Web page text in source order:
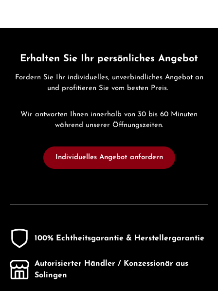
Erhalten Sie Ihr persönliches Angebot
Fordern Sie Ihr individuelles, unverbindliches Angebot an
und profitieren Sie vom besten Preis.
Wir antworten Ihnen innerhalb von 30 bis 60 Minuten
während unserer Öffnungszeiten.
Individuelles Angebot anfordern
100% Echtheitsgarantie & Herstellergarantie
Autorisierter Händler / Konzessionär aus
Solingen